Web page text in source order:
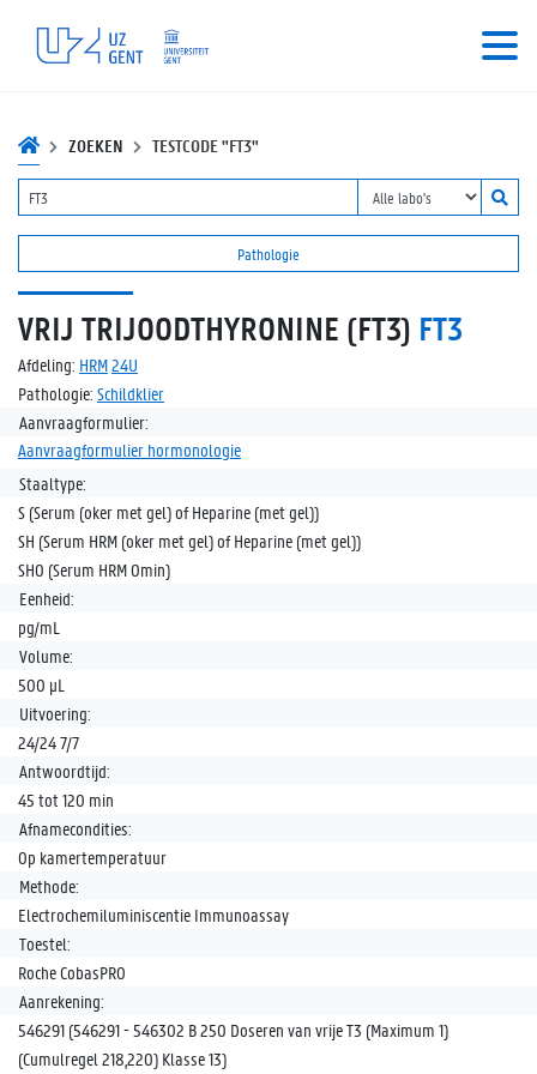
ZOEKEN TESTCODE "FT3"
Pathologie
VRIJ TRIJOODTHYRONINE (FT3) FT3
Afdeling: HRM24U
Pathologie: Schildklier
Aanvraagformulier:
Aanvraagformulier hormonologie
Staaltype:
S (Serum (oker met gel) of Heparine (met gel))
SH (Serum HRM (oker met gel) of Heparine (met gel))
SH0 (Serum HRM 0min)
Eenheid:
pg/mL
Volume:
500 µL
Uitvoering:
24/24 7/7
Antwoordtijd:
45 tot 120 min
Afnamecondities:
Op kamertemperatuur
Methode:
Electrochemiluminiscentie Immunoassay
Toestel:
Roche CobasPRO
Aanrekening:
546291 (546291 - 546302 B 250 Doseren van vrije T3 (Maximum 1)
(Cumulregel 218,220) Klasse 13)